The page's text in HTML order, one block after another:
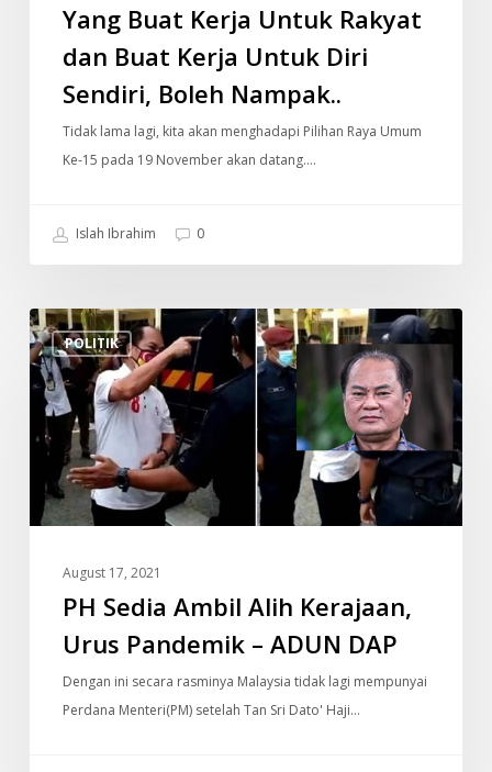
Untuk
Sendiri,
Boleh
Yang Buat Kerja Untuk Rakyat
dan Buat Kerja Untuk Diri
Sendiri, Boleh Nampak..
Tidak lama lagi, kita akan menghadapi Pilihan Raya Umum
Ke-15 pada 19 November akan datang.…
Islah Ibrahim 0
POLITIK
PH
Sedia
Ambil
Alih
Kerajaan,
Pandemik
–
August 17, 2021
PH Sedia Ambil Alih Kerajaan,
Urus Pandemik – ADUN DAP
Dengan ini secara rasminya Malaysia tidak lagi mempunyai
Perdana Menteri(PM) setelah Tan Sri Dato' Haji…